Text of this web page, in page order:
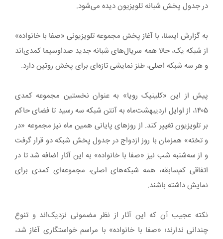
در جدول پخش شبانه تلویزیون دیده می‌شود.
به گزارش ایسنا، با آغاز پخش مجموعه تلویزیونی «صفا با خانواده»
از شبکه یک، حالا همه سریال‌های شبانه جدید صداوسیما کمدی‌اند
و هر سه شبکه اصلی، طنز نمایشی تازه‌ای برای پخش روتین دارد.
پیش از این «کلینیک رویا» به عنوان نخستین مجموعه کمدی
۱۴۰۵، از اوایل اردیبهشت‌ماه به آنتن شبکه سه رسید تا فضای حاکم
بر تلویزیون تغییر کند. از روزهای پایانی همین ماه نیز مجموعه «در
و تخته» همزمان با روز ازدواج در جدول پخش شبکه دو قرار گرفت
و از سه‌شنبه‌ شب نیز «صفا با خانواده» به این آثار اضافه شد تا در
اتفاقی کم‌سابقه، همه شبکه‌های اصلی، مجموعه‌ای کمدی برای
نمایش داشته باشند.
نکته عجیب آن که این آثار از نظر مضمونی نزدیک‌اند و تنوع
چندانی ندارند؛ «صفا با خانواده» با مراسم خواستگاری آغاز شد،